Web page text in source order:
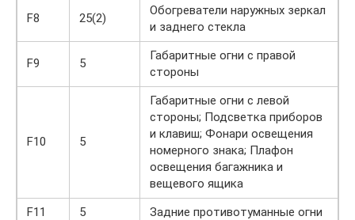
F8 25(2)
Обогреватели наружных зеркал
и заднего стекла
F9 5
Габаритные огни с правой
стороны
F10 5
Габаритные огни с левой
стороны; Подсветка приборов
и клавиш; Фонари освещения
номерного знака; Плафон
освещения багажника и
вещевого ящика
F11
5 Задние противотуманные огни